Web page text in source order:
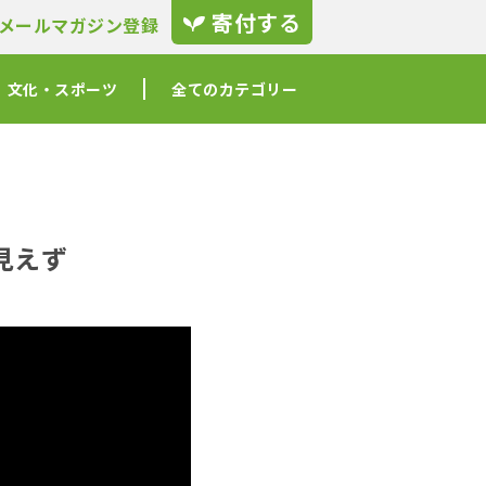
ールマガジン登録 寄付する
文化・スポーツ 全てのカテゴリー
えず